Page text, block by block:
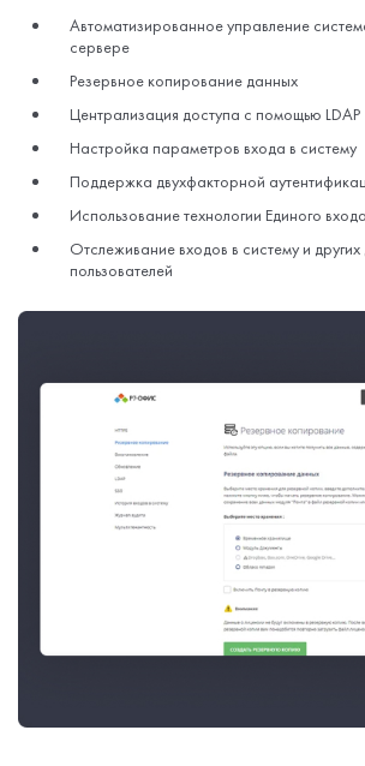
Автоматизированное управление
сервере
Резервное копирование данных
Централизация доступа с помощью LDAP
Настройка параметров входа в систему
Поддержка двухфакторной
Использование технологии Единого
Отслеживание входов в систему и других
пользователей